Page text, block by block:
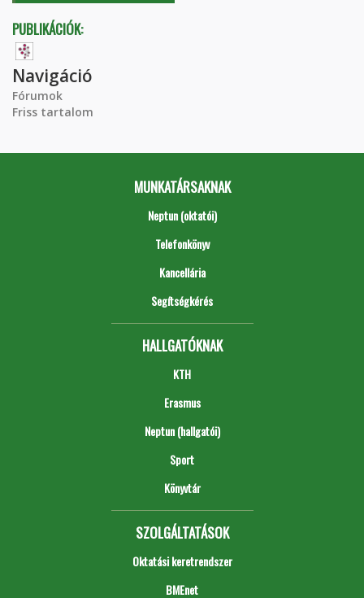
PUBLIKÁCIÓK:
Navigáció
Fórumok
Friss tartalom
MUNKATÁRSAKNAK
Neptun (oktatói)
Telefonkönyv
Kancellária
Segítségkérés
HALLGATÓKNAK
KTH
Erasmus
Neptun (hallgatói)
Sport
Könyvtár
SZOLGÁLTATÁSOK
Oktatási keretrendszer
BMEnet